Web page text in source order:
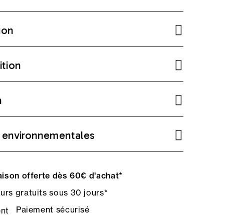
offerte dès 60€ d'achat*
gratuits sous 30 jours*
Paiement sécurisé